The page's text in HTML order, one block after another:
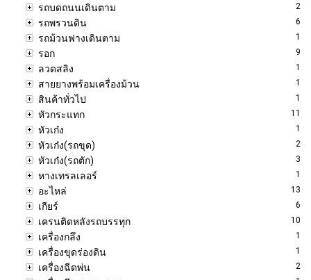
รถบดถนนเดินตาม 2
รถพรวนดิน 6
รถม้วนฟางเดินตาม 1
รอก 9
ลวดสลิง 1
สายยางพร้อมเครื่องม้วน 1
สินค้าทั่วไป 1
หัวกระแทก 11
หัวเก๋ง 1
หัวเก๋ง(รถขุด) 2
หัวเก๋ง(รถตัก) 3
หางเทรลเลอร์ 1
อะไหล่ 13
เกียร์ 6
เครนติดหลังรถบรรทุก 10
เครื่องกลึง 1
เครื่องขุดร่องดิน 1
เครื่องฉีดพ่น 2